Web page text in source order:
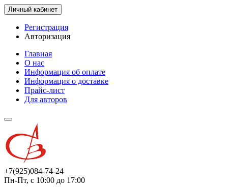
Личный кабинет
Регистрация
Авторизация
Главная
О нас
Информация об оплате
Информация о доставке
Прайс-лист
Для авторов
+7(925)084-74-24
Пн-Пт, с 10:00 до 17:00